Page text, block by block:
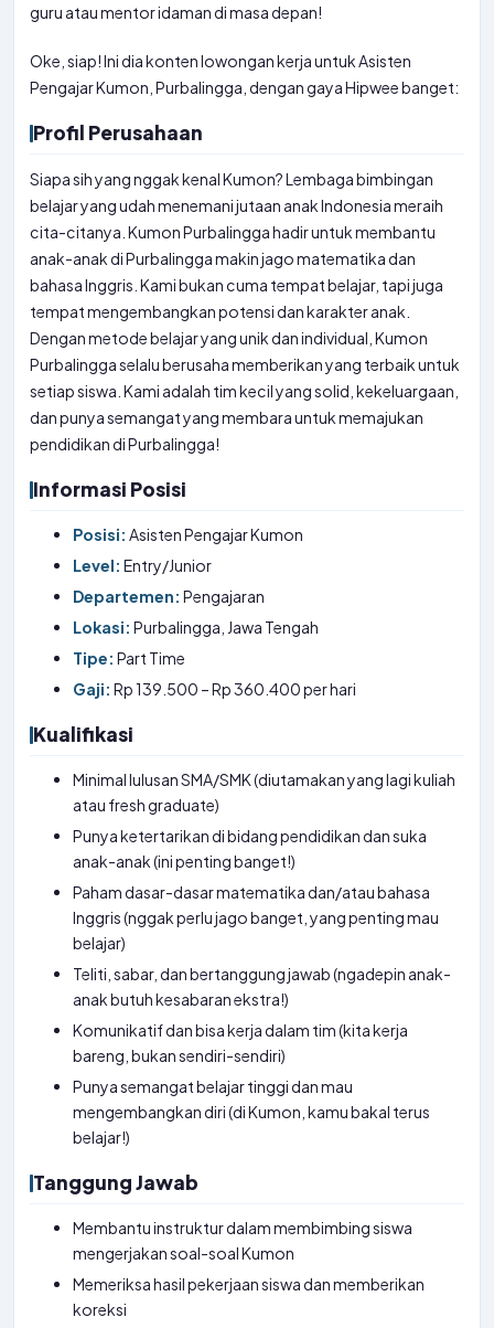
guru atau mentor idaman di masa depan!
Oke, siap! Ini dia konten lowongan kerja untuk Asisten
Pengajar Kumon, Purbalingga, dengan gaya Hipwee banget:
Profil Perusahaan
Siapa sih yang nggak kenal Kumon? Lembaga bimbingan
belajar yang udah menemani jutaan anak Indonesia meraih
cita-citanya. Kumon Purbalingga hadir untuk membantu
anak-anak di Purbalingga makin jago matematika dan
bahasa Inggris. Kami bukan cuma tempat belajar, tapi juga
tempat mengembangkan potensi dan karakter anak.
Dengan metode belajar yang unik dan individual, Kumon
Purbalingga selalu berusaha memberikan yang terbaik untuk
setiap siswa. Kami adalah tim kecil yang solid, kekeluargaan,
dan punya semangat yang membara untuk memajukan
pendidikan di Purbalingga!
Informasi Posisi
Posisi: Asisten Pengajar Kumon
Level: Entry/Junior
Departemen: Pengajaran
Lokasi: Purbalingga, Jawa Tengah
Tipe: Part Time
Gaji: Rp 139.500 – Rp 360.400 per hari
Kualifikasi
Minimal lulusan SMA/SMK (diutamakan yang lagi kuliah
atau fresh graduate)
Punya ketertarikan di bidang pendidikan dan suka
anak-anak (ini penting banget!)
Paham dasar-dasar matematika dan/atau bahasa
Inggris (nggak perlu jago banget, yang penting mau
belajar)
Teliti, sabar, dan bertanggung jawab (ngadepin anak-
anak butuh kesabaran ekstra!)
Komunikatif dan bisa kerja dalam tim (kita kerja
bareng, bukan sendiri-sendiri)
Punya semangat belajar tinggi dan mau
mengembangkan diri (di Kumon, kamu bakal terus
belajar!)
Tanggung Jawab
Membantu instruktur dalam membimbing siswa
mengerjakan soal-soal Kumon
Memeriksa hasil pekerjaan siswa dan memberikan
koreksi